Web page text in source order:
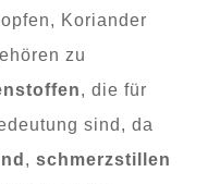
Koriander
zu
, die für
sind, da
, schmerzstillen